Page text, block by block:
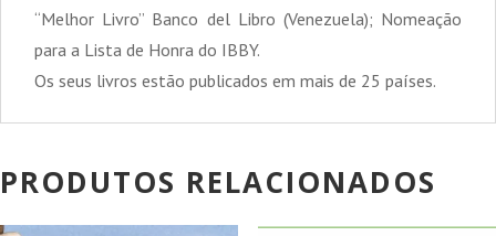
“Melhor Livro” Banco del Libro (Venezuela); Nomeação
para a Lista de Honra do IBBY.
Os seus livros estão publicados em mais de 25 países.
PRODUTOS RELACIONADOS